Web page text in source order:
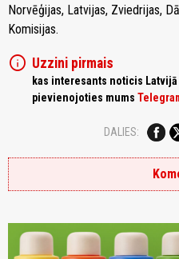
Norvēģijas, Latvijas, Zviedrijas,
Komisijas.
info Uzzini pirmais
kas interesants noticis Latvijā
pievienojoties mums
DALIES: